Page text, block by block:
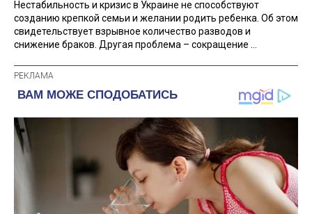
Нестабильность и кризис в Украине не способствуют
созданию крепкой семьи и желании родить ребенка. Об этом
свидетельствует взрывное количество разводов и
снижение браков. Другая проблема – сокращение ...